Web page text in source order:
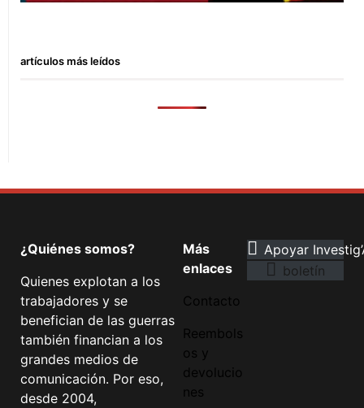
artículos más leídos
¿Quiénes somos?
Quienes explotan a los
trabajadores y se
benefician de las guerras
también financian a los
grandes medios de
comunicación. Por eso,
desde 2004,
Más
enlaces
Contacto
Reembols
os y
devolucio
nes
Apoyar
boletín